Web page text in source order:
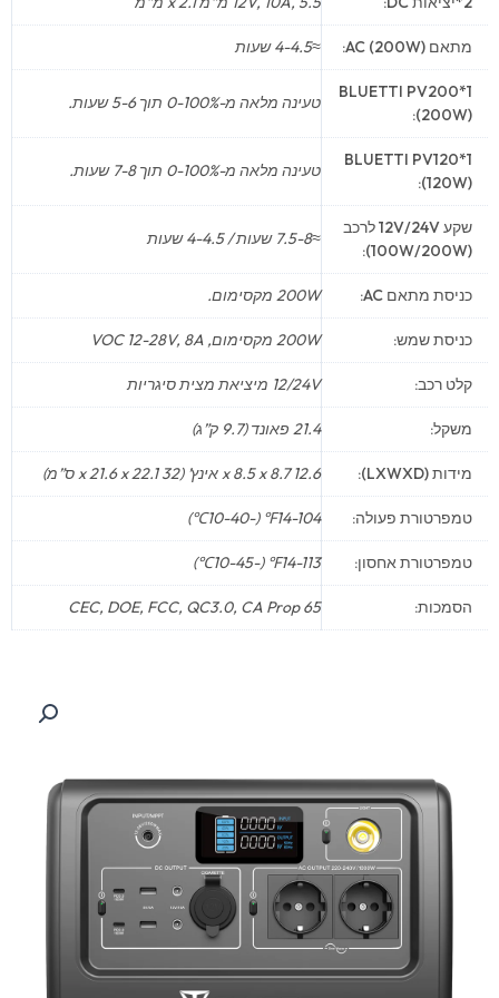
מתאם AC (200W): ≈4-4.5 שעות
1*BLUETTI PV200
(200W):
טעינה מלאה מ-0-100% תוך 5-6 שעות.
1*BLUETTI PV120
(120W):
טעינה מלאה מ-0-100% תוך 7-8 שעות.
שקע 12V/24V לרכב
(100W/200W):
≈7.5-8 שעות / 4-4.5 שעות
כניסת מתאם AC: 200W מקסימום.
כניסת שמש: 200W מקסימום, VOC 12-28V, 8A
קלט רכב: 12/24V מיציאת מצית סיגריות
משקל: 21.4 פאונד (9.7 ק”ג)
מידות (LXWXD): 12.6 x 8.5 x 8.7 אינץ’ (32 x 21.6 x 22.1 ס”מ)
טמפרטורת פעולה: 14-104℉ (-10-40℃)
טמפרטורת אחסון: 14-113℉ (-10-45℃)
הסמכות: CEC, DOE, FCC, QC3.0, CA Prop 65